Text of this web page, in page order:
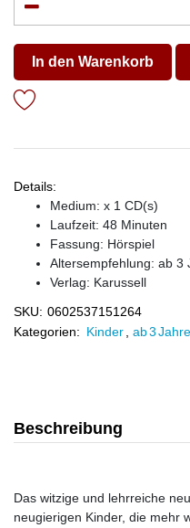
In den Warenkorb
Details:
Medium: x 1 CD(s)
Laufzeit: 48 Minuten
Fassung: Hörspiel
Altersempfehlung: ab 3
Verlag: Karussell
SKU: 0602537151264
Kategorien: Kinder ab 3
Beschreibung
Das witzige und lehrreiche
neugierigen Kinder, die mehr